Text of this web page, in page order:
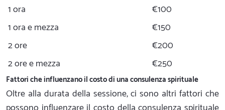
1 ora
€100
1 ora e mezza
€150
2 ore
€200
2 ore e mezza
€250
Fattori che influenzano il costo di una consulenza spirituale
Oltre alla durata della sessione, ci sono altri fattori che